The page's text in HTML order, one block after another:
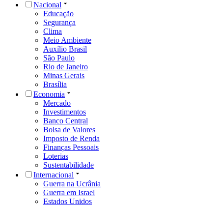
Nacional
Educação
Segurança
Clima
Meio Ambiente
Auxílio Brasil
São Paulo
Rio de Janeiro
Minas Gerais
Brasília
Economia
Mercado
Investimentos
Banco Central
Bolsa de Valores
Imposto de Renda
Finanças Pessoais
Loterias
Sustentabilidade
Internacional
Guerra na Ucrânia
Guerra em Israel
Estados Unidos